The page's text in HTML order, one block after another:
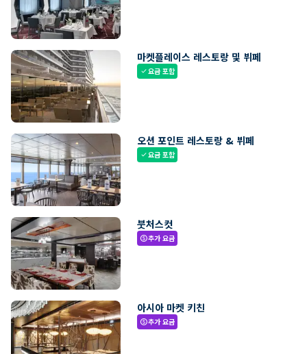
마켓플레이스 레스토랑 및 뷔페
check요금 포함
오션 포인트 레스토랑 & 뷔페
check요금 포함
붓처스컷
paid추가 요금
아시아 마켓 키친
paid추가 요금